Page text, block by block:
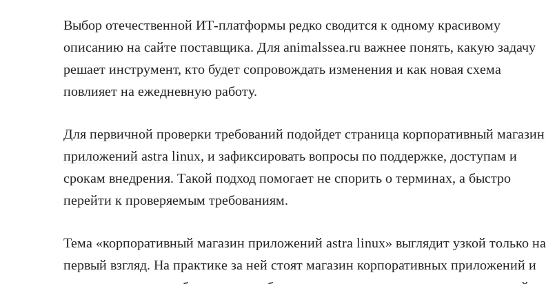
Выбор отечественной ИТ-платформы редко сводится к одному красивому
описанию на сайте поставщика. Для animalssea.ru важнее понять, какую задачу
решает инструмент, кто будет сопровождать изменения и как новая схема
повлияет на ежедневную работу.
Для первичной проверки требований подойдет страница корпоративный магазин
приложений astra linux, и зафиксировать вопросы по поддержке, доступам и
срокам внедрения. Такой подход помогает не спорить о терминах, а быстро
перейти к проверяемым требованиям.
Тема «корпоративный магазин приложений astra linux» выглядит узкой только на
первый взгляд. На практике за ней стоят магазин корпоративных приложений и